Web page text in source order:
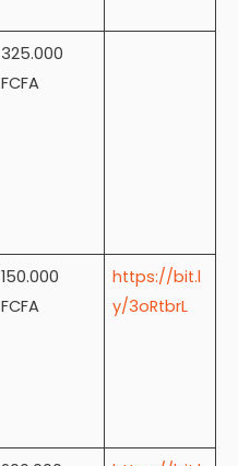
325.000
FCFA
150.000
FCFA
https://bit.l
y/3oRtbrL